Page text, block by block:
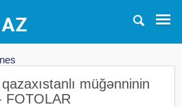
müğənninin
FOTOLAR